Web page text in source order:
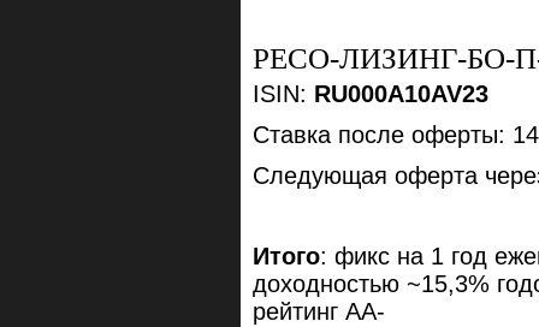
РЕСО-ЛИЗИНГ-БО-
ISIN: RU000A10AV23
Ставка после оферты:
Следующая оферта
Итого: фикс на 1 год
доходностью ~15,3%
рейтинг АА-